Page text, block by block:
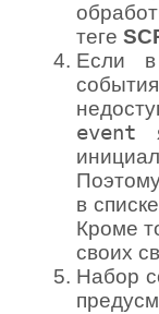
теге
Если
event
в
Кроме
своих
Набор